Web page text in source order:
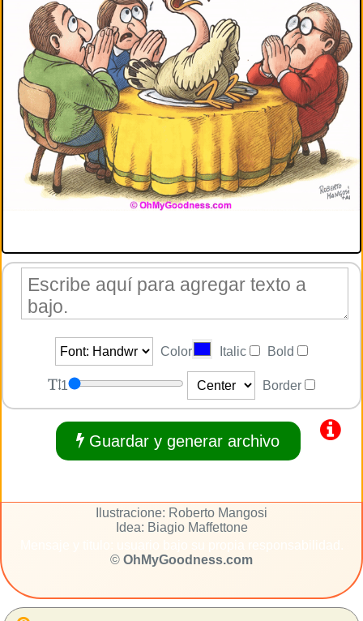
Color Italic Bold
1 Border
Guardar y generar archivo
Ilustracione: Roberto Mangosi
Idea: Biagio Maffettone
© OhMyGoodness.com